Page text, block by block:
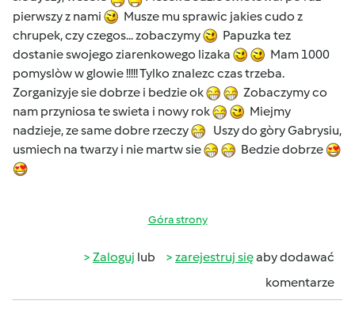
pierwszy z nami
Musze mu sprawic jakies cudo z
chrupek, czy czegos... zobaczymy
Papuzka tez
dostanie swojego ziarenkowego lizaka
Mam 1000
pomyslòw w glowie !!!!! Tylko znalezc czas trzeba.
Zorganizyje sie dobrze i bedzie ok
Zobaczymy co
nam przyniosa te swieta i nowy rok
Miejmy
nadzieje, ze same dobre rzeczy
Uszy do gòry Gabrysiu,
usmiech na twarzy i nie martw sie
Bedzie dobrze
Góra strony
Zaloguj lub zarejestruj sięaby dodawać
komentarze